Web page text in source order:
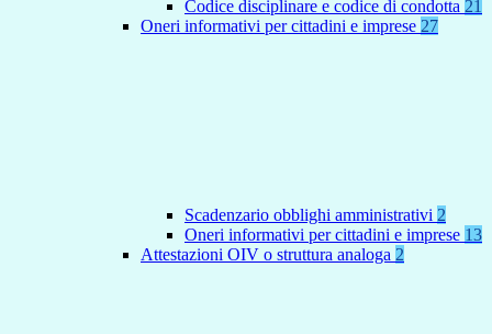
Codice disciplinare e codice di condotta 21
Oneri informativi per cittadini e imprese 27
Scadenzario obblighi amministrativi 2
Oneri informativi per cittadini e imprese 13
Attestazioni OIV o struttura analoga 2